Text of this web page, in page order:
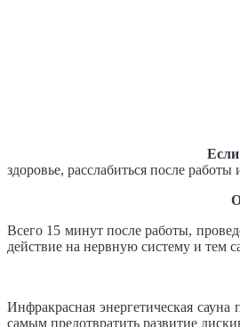
здоровье, расслабиться после
Всего 15 минут после работы,
действие на нервную систему и тем
Инфракрасная энергетическая
самым предотвратить развитие